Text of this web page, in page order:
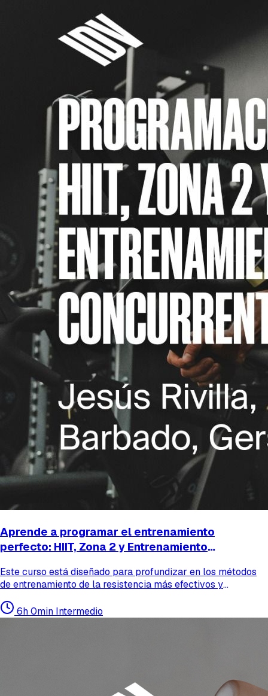
Aprende a programar el entrenamiento
perfecto: HIIT, Zona 2 y Entrenamiento
Este curso está diseñado para profundizar en los métodos
de entrenamiento de la resistencia más efectivos y
entrenamiento basado en HIIT, Zona 2 y Entrenamiento C...
6h 0min Intermedio